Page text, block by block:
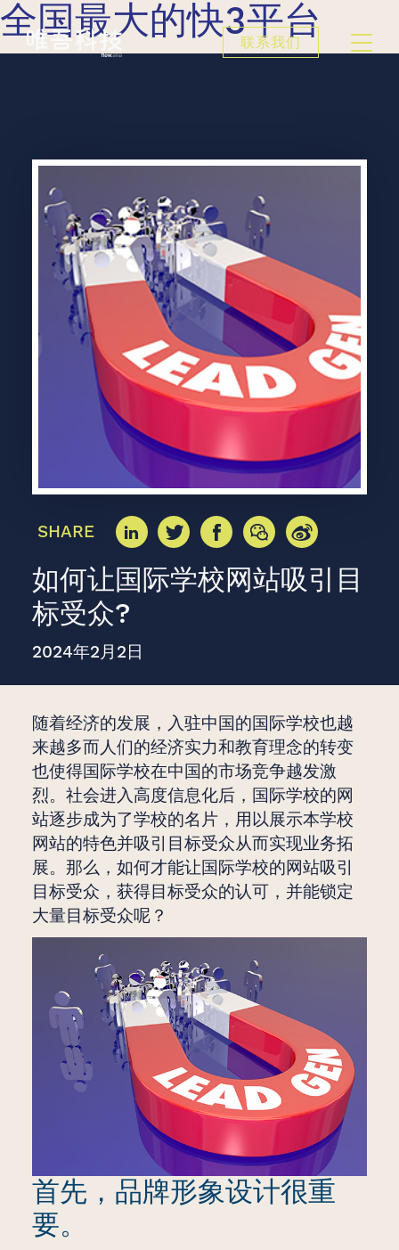
全国最大的快3平台
联系我们
SHARE
如何让国际学校网站吸引目
标受众?
2024年2月2日
随着经济的发展，入驻中国的国际学校也越
来越多而人们的经济实力和教育理念的转变
也使得国际学校在中国的市场竞争越发激
烈。社会进入高度信息化后，国际学校的网
站逐步成为了学校的名片，用以展示本学校
网站的特色并吸引目标受众从而实现业务拓
展。那么，如何才能让国际学校的网站吸引
目标受众，获得目标受众的认可，并能锁定
大量目标受众呢？
首先，品牌形象设计很重
要。